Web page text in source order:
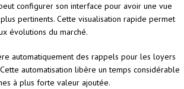
configurer son interface pour avoir une vue
pertinents. Cette visualisation rapide permet
évolutions du marché.
automatiquement des rappels pour les loyers
automatisation libère un temps considérable
à plus forte valeur ajoutée.